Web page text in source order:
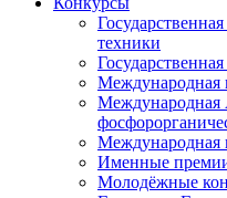
техники
Международная
Международная
Международная
Именные
Молодёжные